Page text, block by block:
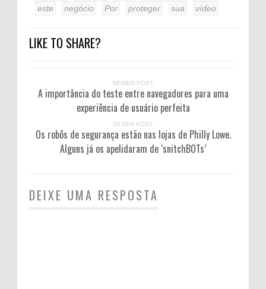
este
negócio Por proteger sua vídeo
LIKE TO SHARE?
NEWER POST
A importância do teste entre navegadores para uma
experiência de usuário perfeita
OLDER POST
Os robôs de segurança estão nas lojas de Philly Lowe.
Alguns já os apelidaram de ‘snitchBOTs’
DEIXE UMA RESPOSTA